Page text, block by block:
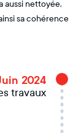
aussi nettoyée,
sa cohérence
2024
travaux